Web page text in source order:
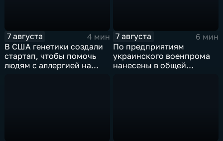
7 августа
4 мин
В США генетики создали
стартап, чтобы помочь
людям с аллергией на
7 августа
6 мин
По предприятиям
украинского военпрома
нанесены в общей